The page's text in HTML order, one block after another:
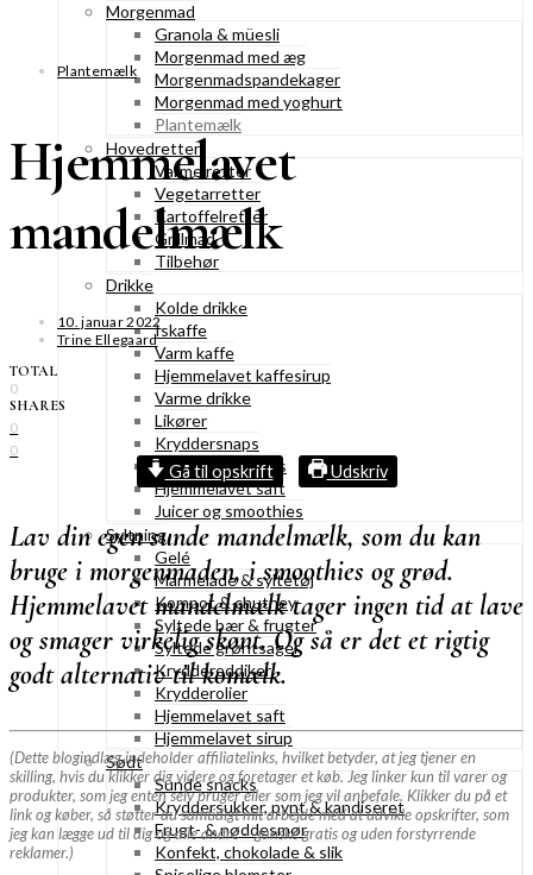
Morgenmad
Granola & müesli
Morgenmad med æg
Morgenmadspandekager
Morgenmad med yoghurt
Plantemælk
Hovedretter
Varme retter
Vegetarretter
Kartoffelretter
Grillmad
Tilbehør
Drikke
Kolde drikke
Iskaffe
Varm kaffe
Hjemmelavet kaffesirup
Varme drikke
Likører
Kryddersnaps
Drinks & cocktails
Hjemmelavet saft
Juicer og smoothies
Syltning
Gelé
Marmelade & syltetøj
Kompot & chutney
Syltede bær & frugter
Syltede grøntsager
Kryddereddiker
Krydderolier
Hjemmelavet saft
Hjemmelavet sirup
Sødt
Sunde snacks
Kryddersukker, pynt & kandiseret
Frugt- & nøddesmør
Konfekt, chokolade & slik
Plantemælk
Hjemmelavet
mandelmælk
10. januar 2022
Trine Ellegaard
TOTAL
0
SHARES
0
0
Gå til opskrift Udskriv
Lav din egen sunde mandelmælk, som du kan
bruge i morgenmaden, i smoothies og grød.
Hjemmelavet mandelmælk tager ingen tid at lave
og smager virkelig skønt. Og så er det et rigtig
godt alternativ til komælk.
(Dette blogindlæg indeholder affiliatelinks, hvilket betyder, at jeg tjener en
skilling, hvis du klikker dig videre og foretager et køb. Jeg linker kun til varer og
produkter, som jeg enten selv bruger eller som jeg vil anbefale. Klikker du på et
link og køber, så støtter du samtidigt mit arbejde med at udvikle opskrifter, som
jeg kan lægge ud til dig og alle andre – ganske gratis og uden forstyrrende
reklamer.)